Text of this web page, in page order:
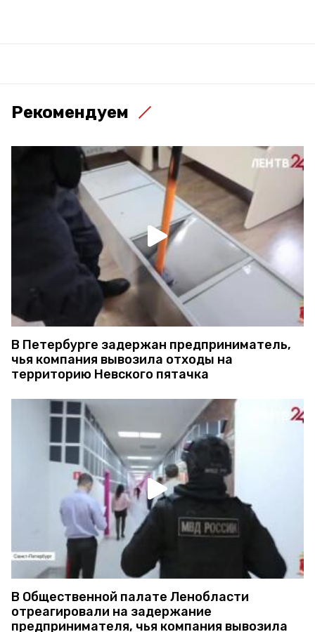
Рекомендуем
В Петербурге задержан предприниматель,
чья компания вывозила отходы на
территорию Невского пятачка
В Общественной палате Ленобласти
отреагировали на задержание
предпринимателя, чья компания вывозила